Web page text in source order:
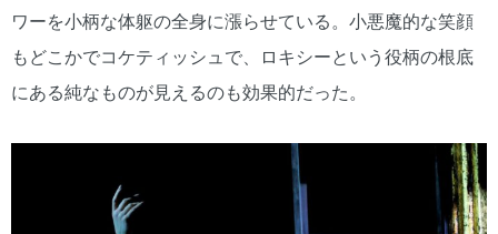
ワーを小柄な体躯の全身に漲らせている。小悪魔的な笑顔
もどこかでコケティッシュで、ロキシーという役柄の根底
にある純なものが見えるのも効果的だった。